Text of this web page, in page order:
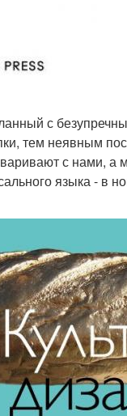
с
тем неявным
с нами,
языка - в